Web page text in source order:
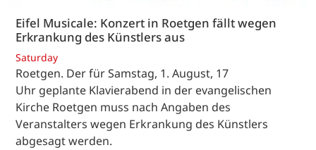
Eifel Musicale: Konzert in Roetgen fällt wegen
Erkrankung des Künstlers aus
Saturday
Roetgen. Der für Samstag, 1. August, 17
Uhr geplante Klavierabend in der evangelischen
Kirche Roetgen muss nach Angaben des
Veranstalters wegen Erkrankung des Künstlers
abgesagt werden.